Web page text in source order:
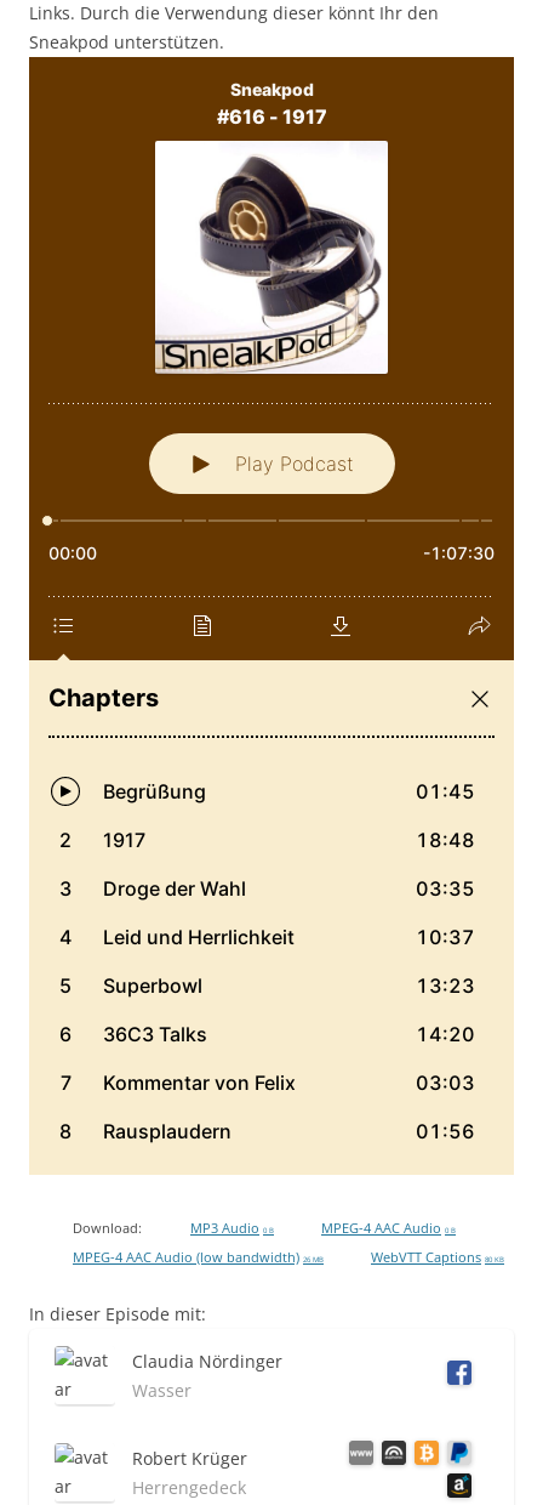
Links. Durch die Verwendung dieser könnt Ihr den
Sneakpod unterstützen.
Download: MP3 Audio 0 B MPEG-4 AAC Audio 0 B
MPEG-4 AAC Audio (low bandwidth) 26 MB WebVTT Captions 80 KB
In dieser Episode mit:
Claudia Nördinger
Wasser
Robert Krüger
Herrengedeck